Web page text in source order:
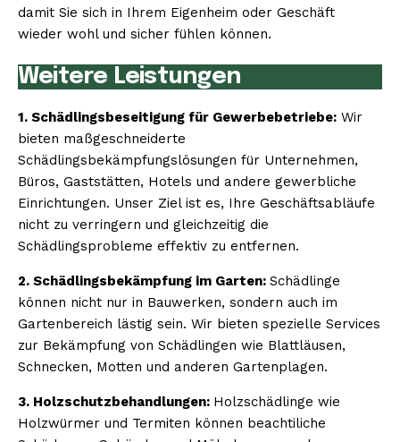
damit Sie sich in Ihrem Eigenheim oder Geschäft
wieder wohl und sicher fühlen können.
Weitere Leistungen
1. Schädlingsbeseitigung für Gewerbebetriebe: Wir
bieten maßgeschneiderte
Schädlingsbekämpfungslösungen für Unternehmen,
Büros, Gaststätten, Hotels und andere gewerbliche
Einrichtungen. Unser Ziel ist es, Ihre Geschäftsabläufe
nicht zu verringern und gleichzeitig die
Schädlingsprobleme effektiv zu entfernen.
2. Schädlingsbekämpfung im Garten: Schädlinge
können nicht nur in Bauwerken, sondern auch im
Gartenbereich lästig sein. Wir bieten spezielle Services
zur Bekämpfung von Schädlingen wie Blattläusen,
Schnecken, Motten und anderen Gartenplagen.
3. Holzschutzbehandlungen: Holzschädlinge wie
Holzwürmer und Termiten können beachtiliche